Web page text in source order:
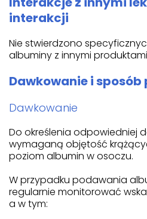
interakcji
Nie stwierdzono
albuminy z innymi
Dawkowanie i
Dawkowanie
Do określenia odpowiedniej
wymaganą objętość
poziom albumin w osoczu.
W przypadku podawania
regularnie monitorować
a w tym: